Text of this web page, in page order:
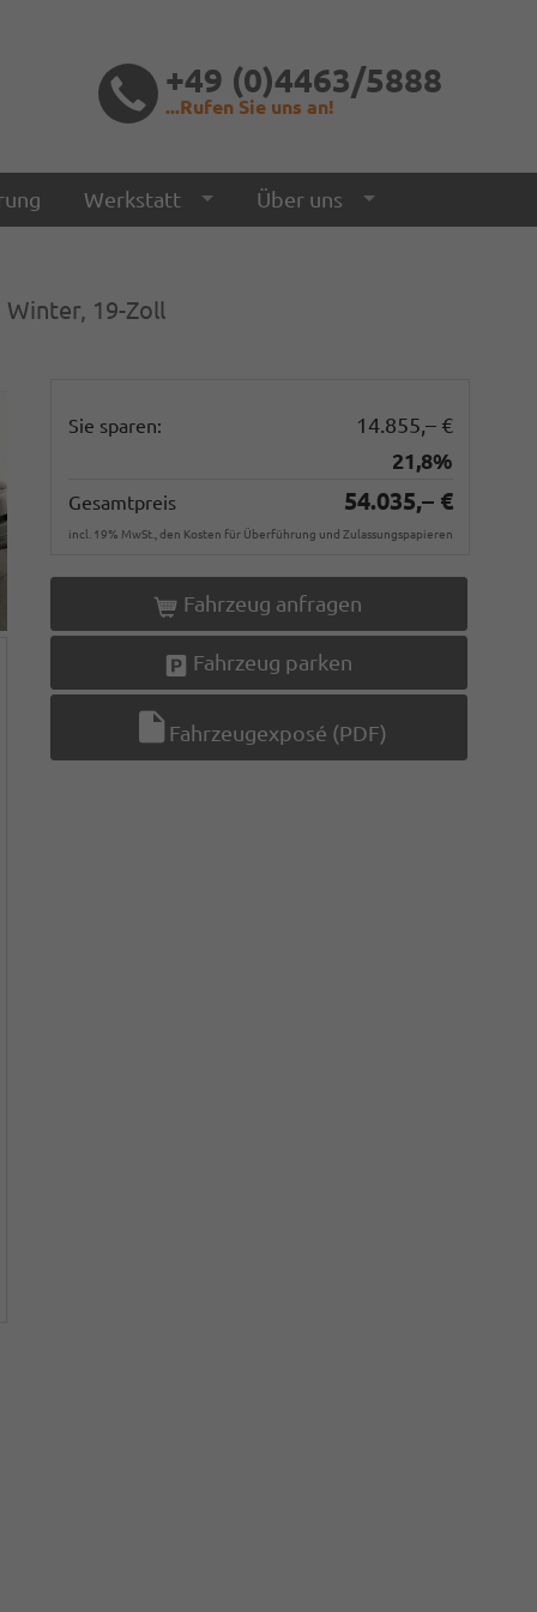
+49 (0)4463/5888
...Rufen Sie uns an!
Werkstatt Über uns
Winter, 19-Zoll
Sie sparen:
14.855,– €
21,8%
Gesamtpreis 54.035,– €
incl. 19% MwSt., den Kosten für Überführung und Zulassungspapieren
Fahrzeug anfragen
Fahrzeug parken
Fahrzeugexposé (PDF)